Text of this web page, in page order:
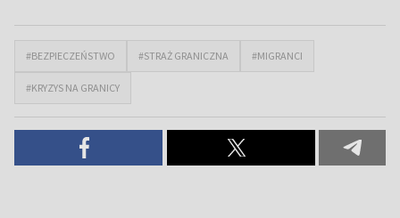
#BEZPIECZEŃSTWO #STRAŻ GRANICZNA #MIGRANCI
#KRYZYS NA GRANICY